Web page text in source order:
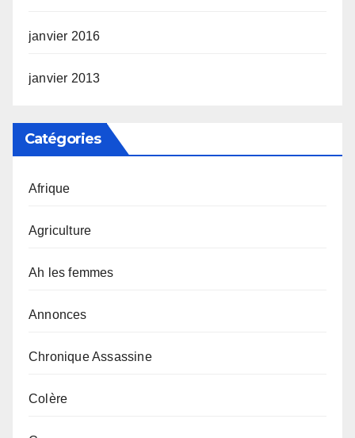
janvier 2016
janvier 2013
Catégories
Afrique
Agriculture
Ah les femmes
Annonces
Chronique Assassine
Colère